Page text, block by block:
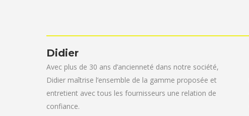
Didier
Avec plus de 30 ans d’ancienneté dans notre société,
Didier maîtrise l’ensemble de la gamme proposée et
entretient avec tous les fournisseurs une relation de
confiance.